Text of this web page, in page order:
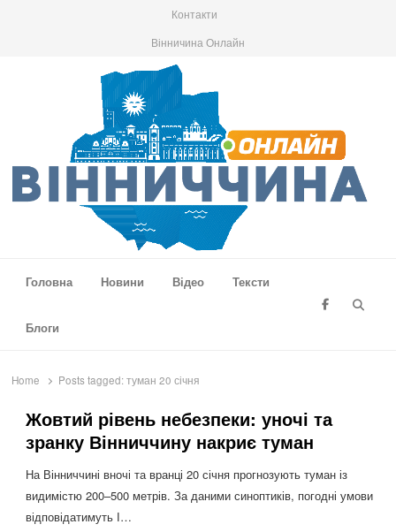
Контакти
Вінничина Онлайн
Головна
Новини Відео Тексти
Блоги
Home Posts tagged:туман 20 січня
Жовтий рівень небезпеки: уночі та
зранку Вінниччину накриє туман
На Вінниччині вночі та вранці 20 січня прогнозують туман із
видимістю 200–500 метрів. За даними синоптиків, погодні умови
відповідатимуть І…